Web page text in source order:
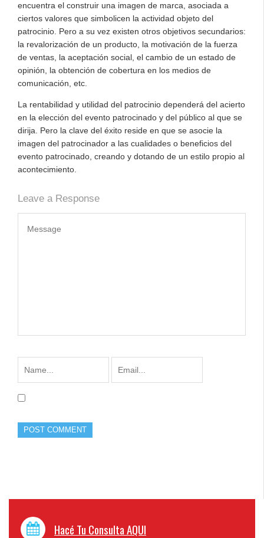
encuentra el construir una imagen de marca, asociada a
ciertos valores que simbolicen la actividad objeto del
patrocinio. Pero a su vez existen otros objetivos secundarios:
la revalorización de un producto, la motivación de la fuerza
de ventas, la aceptación social, el cambio de un estado de
opinión, la obtención de cobertura en los medios de
comunicación, etc.
La rentabilidad y utilidad del patrocinio dependerá del acierto
en la elección del evento patrocinado y del público al que se
dirija. Pero la clave del éxito reside en que se asocie la
imagen del patrocinador a las cualidades o beneficios del
evento patrocinado, creando y dotando de un estilo propio al
acontecimiento.
Leave a Response
Hacé Tu Consulta AQUI